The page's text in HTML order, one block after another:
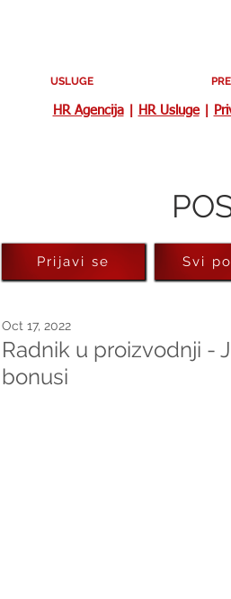
USLUGE
HR Agencija| HR Usluge|
Radnik u proizvodnji -
bonusi
Oct 17, 2022
Prijavi se Svi